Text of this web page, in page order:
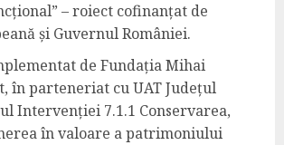
– roiect cofinanțat de
și Guvernul României.
de Fundația Mihai
în parteneriat cu UAT Județul
Intervenției 7.1.1 Conservarea,
în valoare a patrimoniului